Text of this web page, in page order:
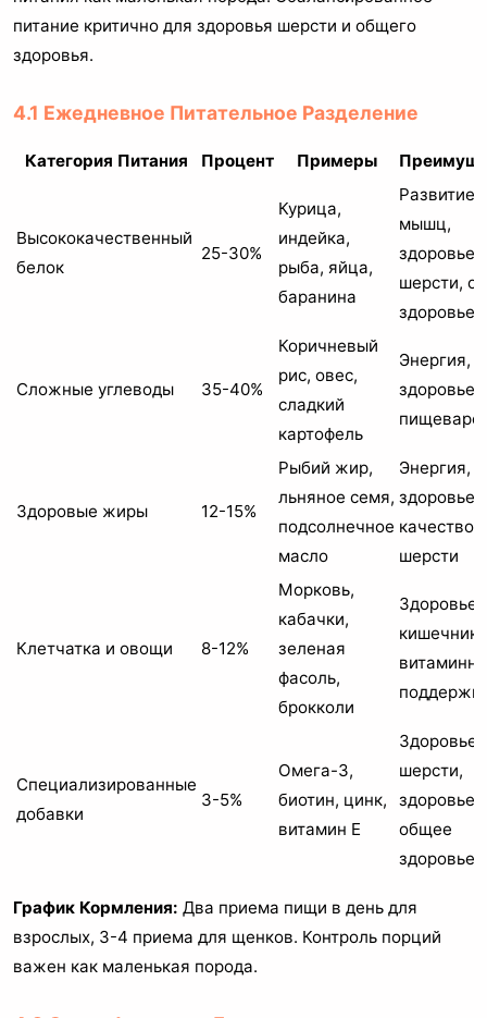
питание критично для здоровья шерсти и общего
здоровья.
4.1 Ежедневное Питательное Разделение
Категория Питания Процент Примеры
Высококачественный
белок
25-30%
Курица,
индейка,
рыба, яйца,
баранина
Развитие
мышц,
здоровье
шерсти,
здоровье
Сложные углеводы 35-40%
Коричневый
рис, овес,
сладкий
картофель
Энергия,
здоровье
Здоровые жиры 12-15%
Рыбий жир,
льняное семя,
подсолнечное
масло
Энергия,
здоровье
качество
шерсти
Клетчатка и овощи 8-12%
Морковь,
кабачки,
зеленая
фасоль,
брокколи
Здоровье
Специализированные
добавки
3-5%
Омега-3,
биотин, цинк,
витамин E
Здоровье
шерсти,
здоровье
общее
здоровье
График Кормления: Два приема пищи в день для
взрослых, 3-4 приема для щенков. Контроль порций
важен как маленькая порода.